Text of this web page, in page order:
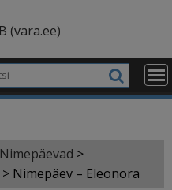
Nimepäevad >
> Nimepäev – Eleonora